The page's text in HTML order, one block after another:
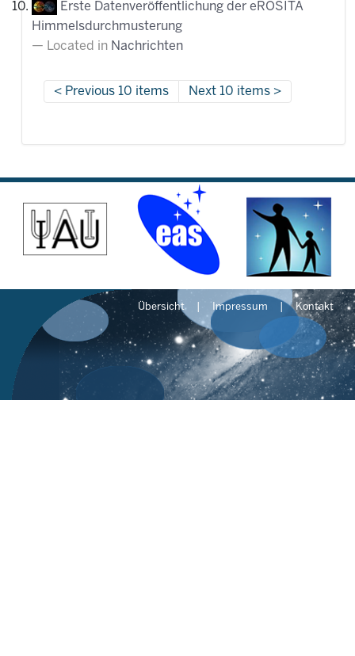
Erste Datenveröffentlichung der eROSITA
Himmelsdurchmusterung
Located in Nachrichten
Previous 10 items Next 10 items
Übersicht Impressum Kontakt